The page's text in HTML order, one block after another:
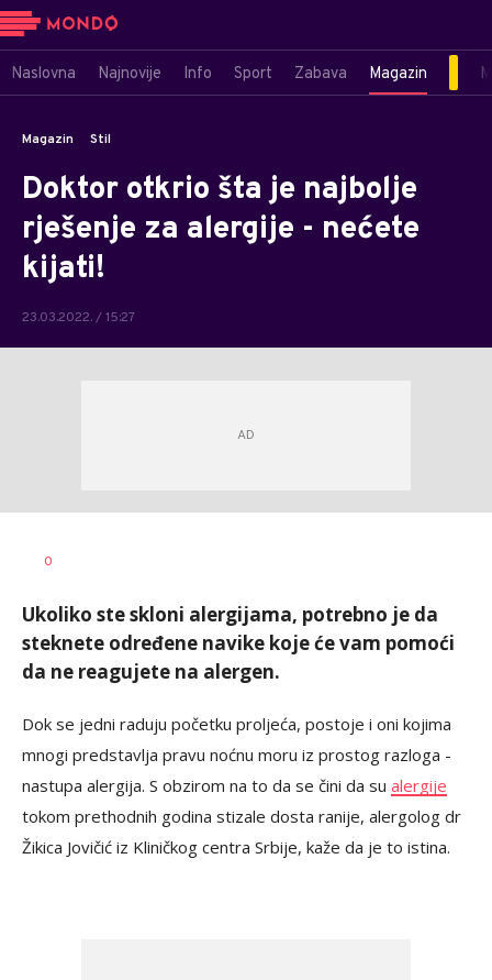
Naslovna Najnovije Info Sport Zabava Magazin
Magazin Stil
Doktor otkrio šta je najbolje
rješenje za alergije - nećete
kijati!
23.03.2022. / 15:27
AUTOR
0
Ukoliko ste skloni alergijama, potrebno je da
steknete određene navike koje će vam pomoći
da ne reagujete na alergen.
Dok se jedni raduju početku proljeća, postoje i oni kojima
mnogi predstavlja pravu noćnu moru iz prostog razloga -
nastupa alergija. S obzirom na to da se čini da su alergije
tokom prethodnih godina stizale dosta ranije, alergolog dr
Žikica Jovičić iz Kliničkog centra Srbije, kaže da je to istina.